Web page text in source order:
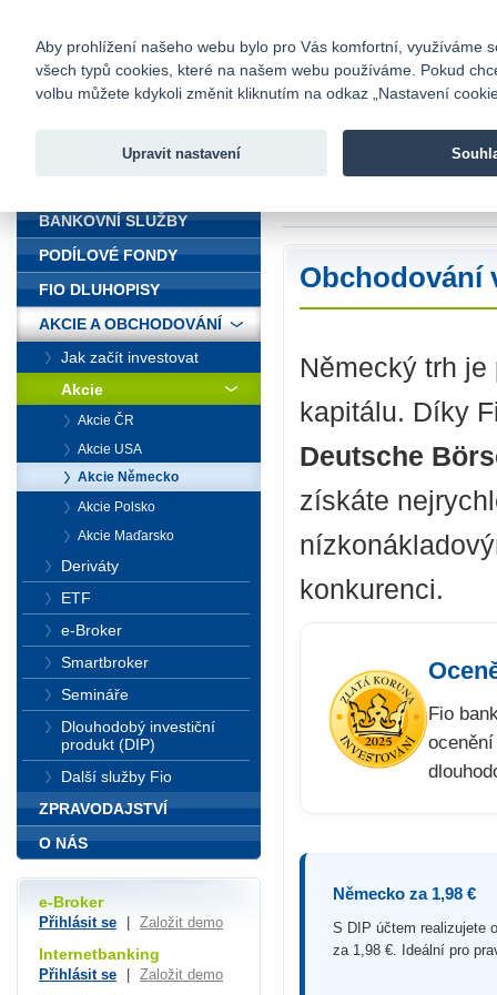
Fio banka
Fio banka
Obchodování
Německý trh
kapitálu. Díky
Deutsche
získáte
konkurenci.
Fio
Německo za 1,98 €
S DIP účtem realizujete
za 1,98 €. Ideální pro
BANKOVNÍ SLUŽBY
PODÍLOVÉ FONDY
FIO DLUHOPISY
AKCIE A OBCHODOVÁNÍ
Jak začít investovat
Akcie
Akcie ČR
Akcie USA
Akcie Německo
Akcie Polsko
Akcie Maďarsko
Deriváty
ETF
e-Broker
Smartbroker
Semináře
Dlouhodobý investiční
produkt (DIP)
Další služby Fio
ZPRAVODAJSTVÍ
O NÁS
e-Broker
Přihlásit se Založit demo
Internetbanking
Přihlásit se Založit demo
Aby prohlížení našeho webu bylo pro Vás komfortní, využíváme
všech typů cookies, které na našem webu používáme. Pokud
volbu můžete kdykoli změnit kliknutím na odkaz „Nastavení
Upravit nastavení